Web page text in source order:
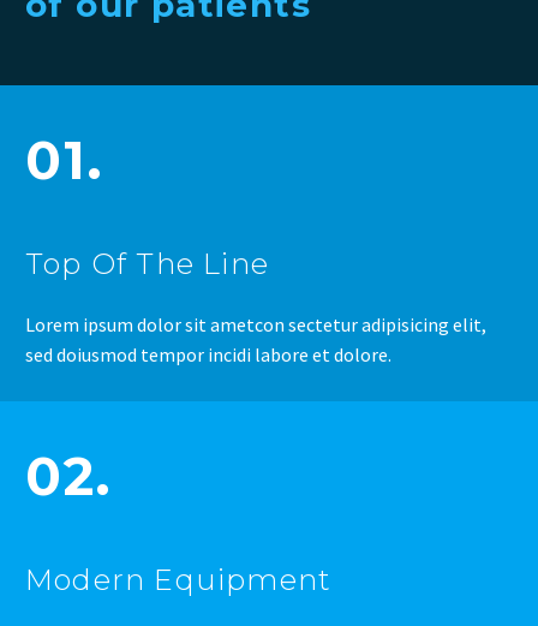
01.
Top Of The Line
Lorem ipsum dolor sit ametcon sectetur adipisicing elit,
sed doiusmod tempor incidi labore et dolore.
02.
Modern Equipment